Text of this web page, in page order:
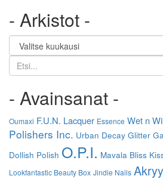
- Arkistot -
Etsi
- Avainsanat -
Oumaxi F.U.N. Lacquer Essence Wet n
Polishers Inc. Urban Decay Glitter
Dollish Polish O.P.I. Mavala Bliss
Lookfantastic Beauty Box Jindie Nails